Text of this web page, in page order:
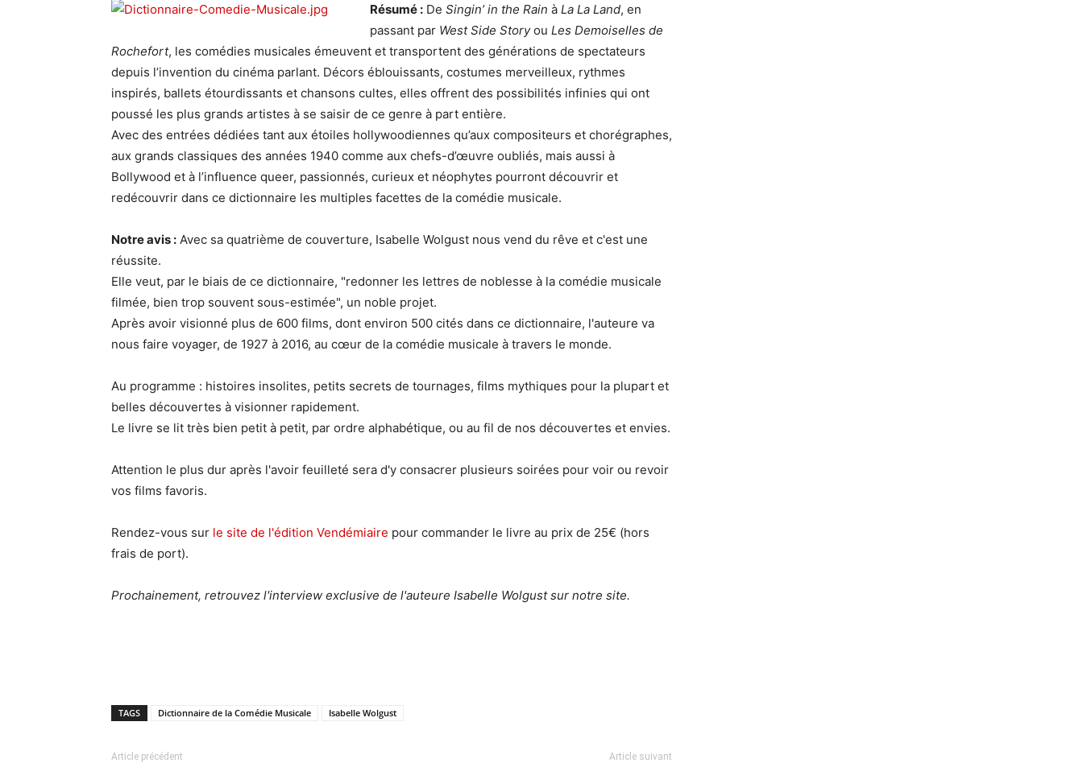
Résumé : De Singin’ in the Rain à La La Land, en
passant par West Side Storyou Les Demoiselles de
Rochefort, les comédies musicales émeuvent et transportent des générations de spectateurs
depuis l’invention du cinéma parlant. Décors éblouissants, costumes merveilleux, rythmes
inspirés, ballets étourdissants et chansons cultes, elles offrent des possibilités infinies qui ont
poussé les plus grands artistes à se saisir de ce genre à part entière.
Avec des entrées dédiées tant aux étoiles hollywoodiennes qu’aux compositeurs et chorégraphes,
aux grands classiques des années 1940 comme aux chefs-d’œuvre oubliés, mais aussi à
Bollywood et à l’influence queer, passionnés, curieux et néophytes pourront découvrir et
redécouvrir dans ce dictionnaire les multiples facettes de la comédie musicale.
Notre avis : Avec sa quatrième de couverture, Isabelle Wolgust nous vend du rêve et c'est une
réussite.
Elle veut, par le biais de ce dictionnaire, "redonner les lettres de noblesse à la comédie musicale
filmée, bien trop souvent sous-estimée", un noble projet.
Après avoir visionné plus de 600 films, dont environ 500 cités dans ce dictionnaire, l'auteure va
nous faire voyager, de 1927 à 2016, au cœur de la comédie musicale à travers le monde.
Au programme : histoires insolites, petits secrets de tournages, films mythiques pour la plupart et
belles découvertes à visionner rapidement.
Le livre se lit très bien petit à petit, par ordre alphabétique, ou au fil de nos découvertes et envies.
Attention le plus dur après l'avoir feuilleté sera d'y consacrer plusieurs soirées pour voir ou revoir
vos films favoris.
Rendez-vous sur le site de l'édition Vendémiaire pour commander le livre au prix de 25€ (hors
frais de port).
Prochainement, retrouvez l'interview exclusive de l'auteure Isabelle Wolgust sur notre site.
TAGS Dictionnaire de la Comédie Musicale Isabelle Wolgust
Article précédent Article suivant